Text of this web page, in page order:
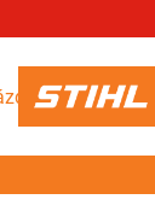
košík